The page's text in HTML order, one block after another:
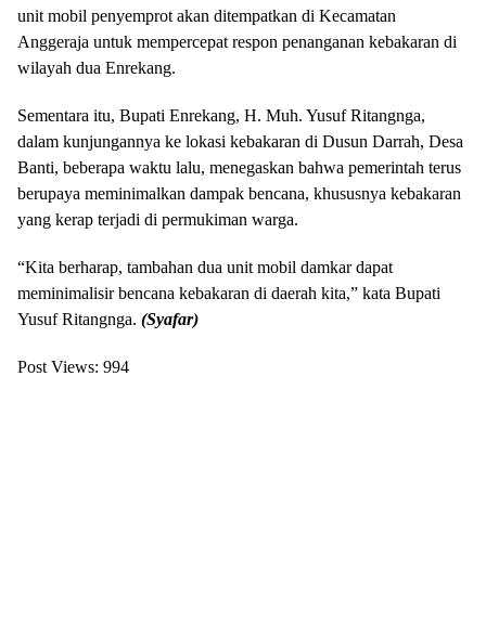
unit mobil penyemprot akan ditempatkan di Kecamatan
Anggeraja untuk mempercepat respon penanganan kebakaran di
wilayah dua Enrekang.
Sementara itu, Bupati Enrekang, H. Muh. Yusuf Ritangnga,
dalam kunjungannya ke lokasi kebakaran di Dusun Darrah, Desa
Banti, beberapa waktu lalu, menegaskan bahwa pemerintah terus
berupaya meminimalkan dampak bencana, khususnya kebakaran
yang kerap terjadi di permukiman warga.
“Kita berharap, tambahan dua unit mobil damkar dapat
meminimalisir bencana kebakaran di daerah kita,” kata Bupati
Yusuf Ritangnga. (Syafar)
Post Views: 994